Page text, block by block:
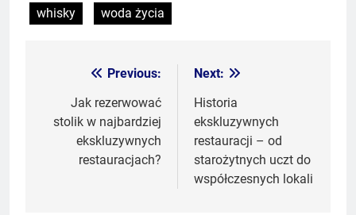
whisky
woda życia
Nawigacja
wpisu
Previous:
Jak rezerwować
stolik w najbardziej
ekskluzywnych
restauracjach?
Next:
Historia
ekskluzywnych
restauracji – od
starożytnych uczt do
współczesnych lokali